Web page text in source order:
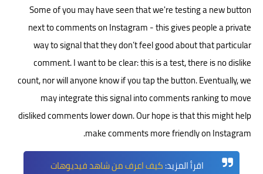
Some of you may have seen that we're testing a new button
next to comments on Instagram - this gives people a private
way to signal that they don’t feel good about that particular
comment. I want to be clear: this is a test, there is no dislike
count, nor will anyone know if you tap the button. Eventually, we
may integrate this signal into comments ranking to move
disliked comments lower down. Our hope is that this might help
make comments more friendly on Instagram.
اقرأ المزيد:كيف اعرف من شاهد فيديوهات